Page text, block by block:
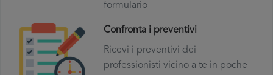
formulario
Confronta i preventivi
Ricevi i preventivi dei
professionisti vicino a te in poche